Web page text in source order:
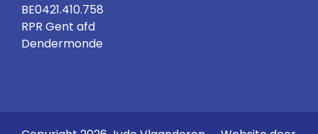
BE0421.410.758
RPR Gent afd
Dendermonde